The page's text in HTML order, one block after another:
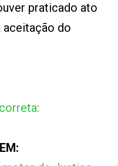
praticado ato
aceitação do